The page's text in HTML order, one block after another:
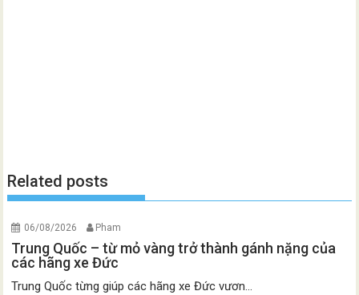
Related posts
06/08/2026 Pham
Trung Quốc – từ mỏ vàng trở thành gánh nặng của
các hãng xe Đức
Trung Quốc từng giúp các hãng xe Đức vươn...